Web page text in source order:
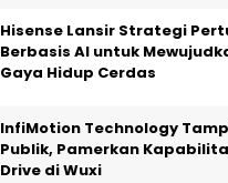
Hisense Lansir Strategi
Berbasis AI untuk
Gaya Hidup Cerdas
InfiMotion Technology
Publik, Pamerkan
Drive di Wuxi